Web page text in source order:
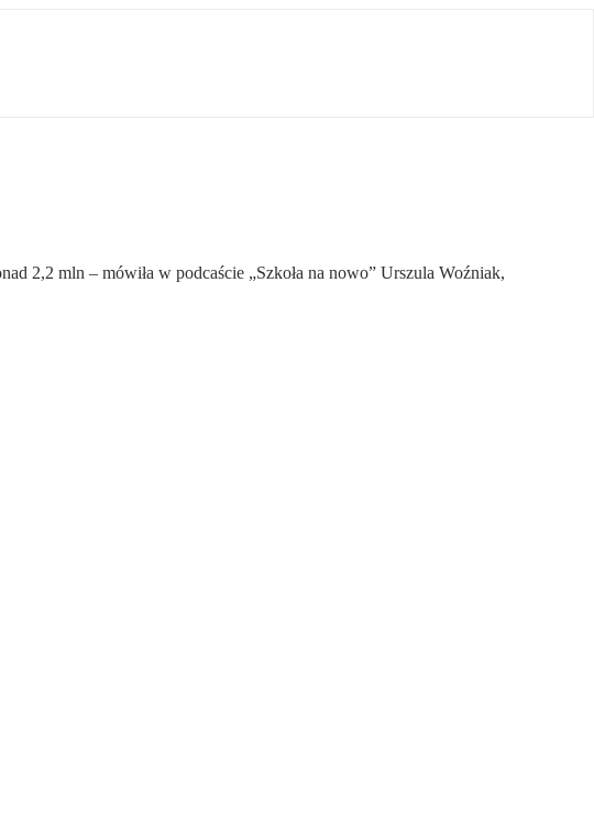
2,2 mln – mówiła w podcaście „Szkoła na nowo” Urszula Woźniak,